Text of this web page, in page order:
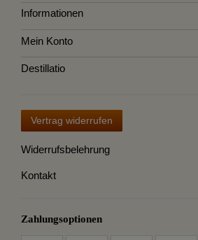
Informationen
Mein Konto
Destillatio
Vertrag widerrufen
Widerrufsbelehrung
Kontakt
Zahlungsoptionen